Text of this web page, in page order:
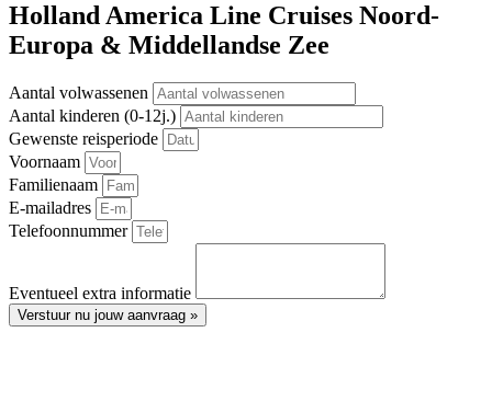
Holland America Line Cruises Noord-
Europa & Middellandse Zee
Aantal volwassenen
Aantal kinderen (0-12j.)
Gewenste reisperiode
Voornaam
Familienaam
E-mailadres
Telefoonnummer
Eventueel extra informatie
Verstuur nu jouw aanvraag »